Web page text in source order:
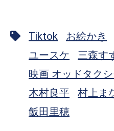
Tiktok お絵かき
ユースケ
三森す
映画 オッドタク
木村良平
村上ま
飯田里穂